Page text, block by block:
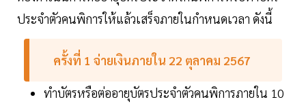
ประจำตัวคนพิการให้แล้วเสร็จภายในกำหนดเวลา ดังนี้
ครั้งที่ 1 จ่ายเงินภายใน 22 ตุลาคม 2567
ทำบัตรหรือต่ออายุบัตรประจำตัวคนพิการภายใน 10